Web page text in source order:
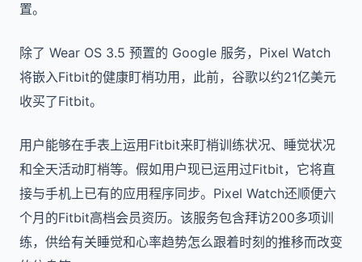
置。
除了 Wear OS 3.5 预置的 Google 服务，Pixel Watch
将嵌入Fitbit的健康盯梢功用，此前，谷歌以约21亿美元
收买了Fitbit。
用户能够在手表上运用Fitbit来盯梢训练状况、睡觉状况
和全天活动盯梢等。假如用户现已运用过Fitbit，它将直
接与手机上已有的应用程序同步。Pixel Watch还顺便六
个月的Fitbit高档会员资历。该服务包含拜访200多项训
练，供给有关睡觉和心率趋势怎么跟着时刻的推移而改变